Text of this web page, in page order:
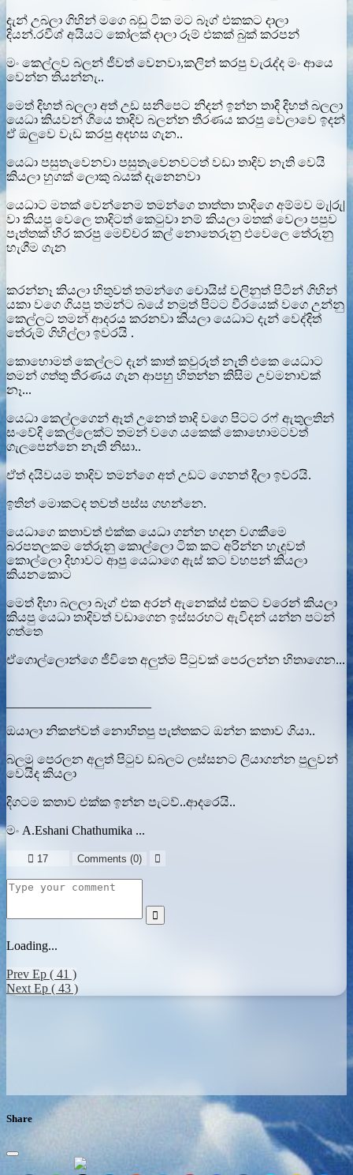
දැන් උබලා ගිහින් මගෙ බඩු ටික මට බෑග් එකකට දාලා
දියන්.රවීශ් අයියට කෝලක් දාලා රූම් එකක් බුක් කරපන්
මං කෙල්ලව බලන් ජීවත් වෙනවා,කලින් කරපු වැරැද්ද මං ආයෙ
වෙන්න තියන්නැ..
මෙත් දිහත් බලලා අත් උඩ සනිපෙට නිදන් ඉන්න තාදි දිහත් බලලා
යෙධා කියවන් ගියෙ තාදිව බලන්න තීරණය කරපු වෙලාවෙ ඉදන්
ඒ ඔලුවෙ වැඩ කරපු අදහස ගැන..
යෙධා පසුතැවෙනවා පසුතැවෙනවටත් වඩා තාදිව නැති වෙයි
කියලා හුගක් ලොකු බයක් දැනෙනවා
යෙධාට මතක් වෙන්නෙම තමන්ගෙ තාත්තා තාදිගෙ අම්මව මැ|රු|
වා කියපු වෙලෙ තාදිටත් කෙටුවා නම් කියලා මතක් වෙලා පපුව
පැත්තක් හිර කරපු මෙච්චර කල් නොතෙරුනු එවෙලෙ තේරුනු
හැගීම ගැන
කරන්නෑ කියලා හිතුවත් තමන්ගෙ චොයිස් වලිනුත් පිටින් ගිහින්
යකා වගෙ ගියපු තමන්ට බයේ නමුත් පිටට වීරයෙක් වගෙ උන්නු
කෙල්ලට තමන් ආදරය කරනවා කියලා යෙධාට දැන් වෙද්දිත්
තේරුම් ගිහිල්ලා ඉවරයි .
කොහොමත් කෙල්ලට දැන් කාත් කවුරුත් නැති එකෙ යෙධාට
තමන් ගත්තු තීරණය ගැන ආපහු හිතන්න කිසිම උවමනාවක්
නෑ...
යෙධා කෙල්ලගෙන් ඈත් උනෙත් තාදි වගෙ පිටට රෆ් ඇතුලතින්
සංවේදි කෙල්ලෙක්ට තමන් වගෙ යකෙක් කොහොමටවත්
ගැලපෙන්නෙ නැති නිසා..
ඒත් දයිවයම තාදිව තමන්ගෙ අත් උඩට ගෙනත් දීලා ඉවරයි.
ඉතින් මොකටද තවත් පස්ස ගහන්නෙ.
යෙධාගෙ කතාවත් එක්ක යෙධා ගන්න හදන වගකීමෙ
බරපතලකම තේරුනු කොල්ලො ටික කට අරින්න හැදුවත්
කොල්ලො දිහාවට ආපු යෙධාගෙ ඇස් කට වහපන් කියලා
කියනකොට
මෙත් දිහා බලලා බෑග් එක අරන් ඇනෙක්ස් එකට වරෙන් කියලා
කියපු යෙධා තාදිවත් වඩාගෙන ඉස්සරහට ඇවිදන් යන්න පටන්
ගත්තෙ
ඒගොල්ලොන්ගෙ ජීවිතෙ අලුත්ම පිටුවක් පෙරලන්න හිතාගෙන...
ඔයාලා නිකන්වත් නොහිතපු පැත්තකට ඔන්න කතාව ගියා..
බලමු පෙරලන අලුත් පිටුව ඩබලට ලස්සනට ලියාගන්න පුලුවන්
වෙයිද කියලා
දිගටම කතාව එක්ක ඉන්න පැටව්..ආදරෙයි..
මං A.Eshani Chathumika ...
 17 Comments (0) 

Loading...
Prev Ep ( 41 )
Next Ep ( 43 )
Share